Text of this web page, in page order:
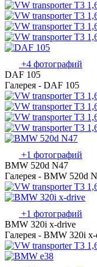
+4 фотографий
DAF 105
Галерея - DAF 105
+1 фотографий
BMW 520d N47
Галерея - BMW 520d
+1 фотографий
BMW 320i x-drive
Галерея - BMW 320i